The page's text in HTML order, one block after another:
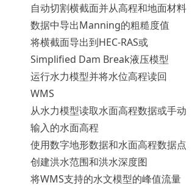
自动切割横截面并从高程和地面材料
数据中导出Manning的粗糙度值
将横截面导出到HEC-RAS或
Simplified Dam Break液压模型
运行水力模型并将水位高程读回
WMS
从水力模型读取水面高程数据或手动
输入的水面高程
使用数字地形数据和水面高程数据点
创建洪水范围和洪水深度图
将WMS支持的水文模型的峰值流量